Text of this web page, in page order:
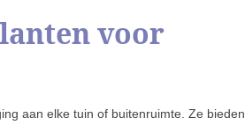
voor
aan elke tuin of buitenruimte. Ze bieden